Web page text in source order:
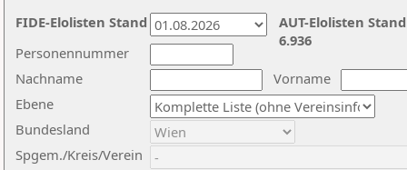
Nachname
Vorname
Ebene
Personennummer
Bundesland
Spgem./Kreis/Verein
AUT-Elolisten
6.936
FIDE-Elolisten Stand